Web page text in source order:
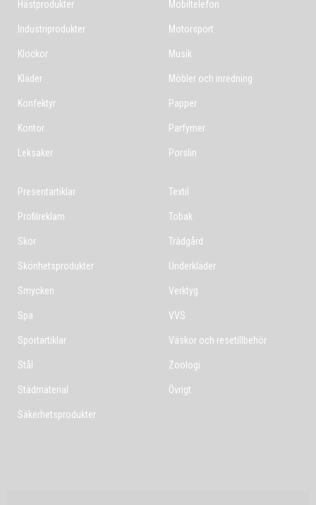
Hästprodukter
Industriprodukter
Klockor
Kläder
Konfektyr
Kontor
Leksaker
Mobiltelefon
Motorsport
Musik
Möbler och inredning
Papper
Parfymer
Porslin
Presentartiklar
Profilreklam
Skor
Skönhetsprodukter
Smycken
Spa
Sportartiklar
Stål
Städmaterial
Säkerhetsprodukter
Textil
Tobak
Trädgård
Underkläder
Verktyg
VVS
Väskor och resetillbehör
Zoologi
Övrigt